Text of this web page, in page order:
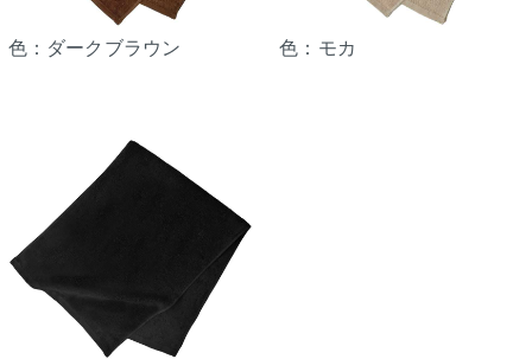
色：ダークブラウン 色：モカ